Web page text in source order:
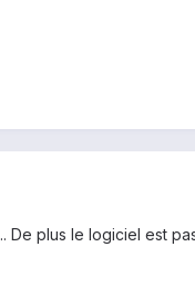
plus le logiciel est